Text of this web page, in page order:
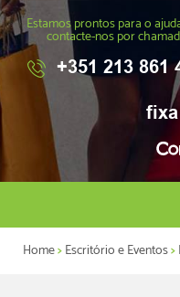
Estamos prontos para o
contacte-nos por
+351 213 861
Home>Escritório e Eventos>